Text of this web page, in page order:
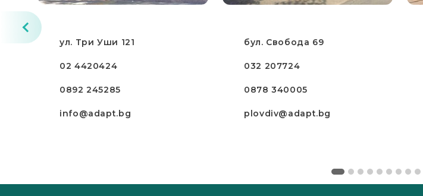
ул. Три Уши 121
02 4420424
0892 245285
info@adapt.bg
бул. Свобода 69
032 207724
0878 340005
plovdiv@adapt.bg